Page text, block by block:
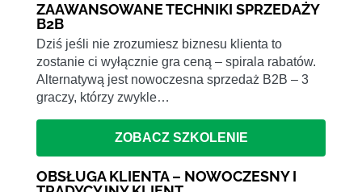
ZAAWANSOWANE TECHNIKI SPRZEDAŻY
B2B
Dziś jeśli nie zrozumiesz biznesu klienta to
zostanie ci wyłącznie gra ceną – spirala rabatów.
Alternatywą jest nowoczesna sprzedaż B2B – 3
graczy, którzy zwykle…
ZOBACZ SZKOLENIE
OBSŁUGA KLIENTA – NOWOCZESNY I